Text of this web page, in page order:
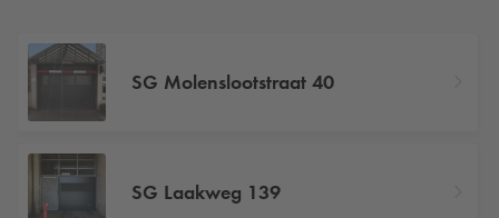
SG Molenslootstraat 40
SG Laakweg 139